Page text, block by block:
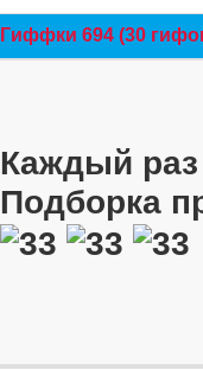
Гиффки 694 (30
Каждый
Подборка